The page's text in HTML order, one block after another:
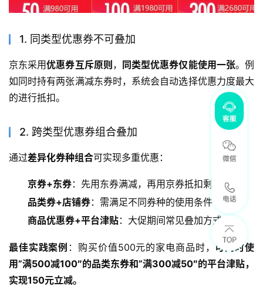
1. 同类型优惠券不可叠加
京东采用优惠券互斥原则， 同类型优惠券仅能使用一张。例
如同时持有两张满减东券时，系统会自动选择优惠力度最大
的进行抵扣。
2. 跨类型优惠券组合叠加
通过差异化券种组合可实现多重优惠：
京券+东券：先用东券满减，再用京券抵扣剩余金额
品类券+店铺券：需满足不同券种的使用条件
商品优惠券+平台津贴：大促期间常见叠加方式
最佳实践案例 ：购买价值500元的家电商品时，可同时使
用”满500减100″的品类东券和”满300减50″的平台津贴，
实现150元立减。